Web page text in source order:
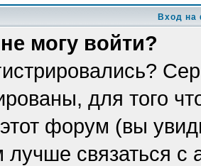
Вход на
могу войти?
для того
форум (вы
лучше связаться